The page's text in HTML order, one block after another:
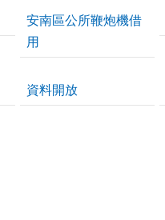
安南區公所鞭炮機借
用
資料開放